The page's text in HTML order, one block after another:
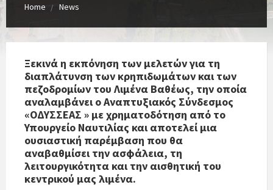
Home News
Ξεκινά η εκπόνηση των μελετών για τη
διαπλάτυνση των κρηπιδωμάτων και των
πεζοδρομίων του Λιμένα Βαθέως, την οποία
αναλαμβάνει ο Αναπτυξιακός Σύνδεσμος
«ΟΔΥΣΣΕΑΣ » με χρηματοδότηση από το
Υπουργείο Ναυτιλίας και αποτελεί μια
ουσιαστική παρέμβαση που θα
αναβαθμίσει την ασφάλεια, τη
λειτουργικότητα και την αισθητική του
κεντρικού μας λιμένα.